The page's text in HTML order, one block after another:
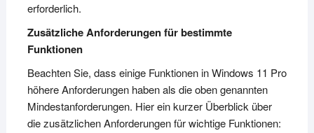
erforderlich.
Zusätzliche Anforderungen für bestimmte
Funktionen
Beachten Sie, dass einige Funktionen in Windows 11 Pro
höhere Anforderungen haben als die oben genannten
Mindestanforderungen. Hier ein kurzer Überblick über
die zusätzlichen Anforderungen für wichtige Funktionen: